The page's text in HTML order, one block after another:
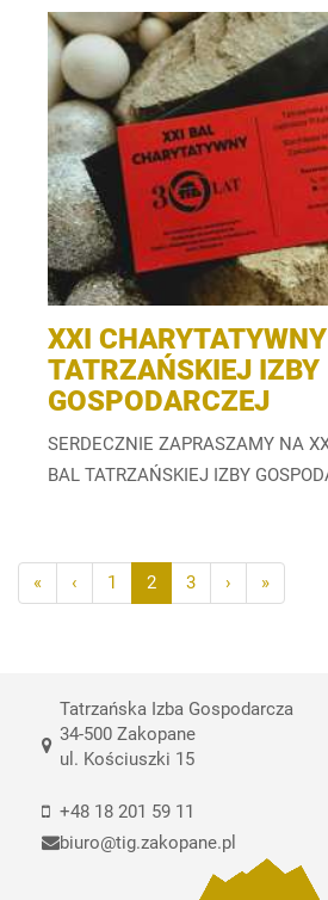
XXI
TATRZAŃSKIEJ IZBY
GOSPODARCZEJ
SERDECZNIE ZAPRASZAMY NA
BAL TATRZAŃSKIEJ IZBY
« ‹ 1 2 3 › »
Tatrzańska Izba Gospodarcza
34-500 Zakopane
ul. Kościuszki 15
+48 18 201 59 11
biuro@tig.zakopane.pl